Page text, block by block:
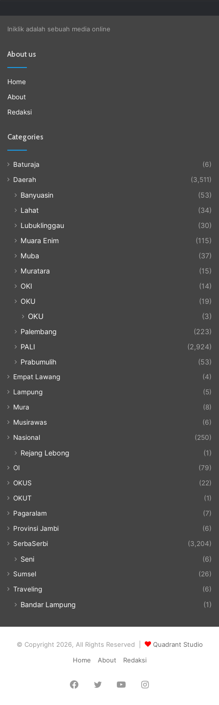
Iniklik adalah sebuah media online
About us
Home
About
Redaksi
Categories
Baturaja
(6)
Daerah
(3,511)
Banyuasin
(53)
Lahat
(34)
Lubuklinggau
(30)
Muara Enim
(115)
Muba
(37)
Muratara
(15)
OKI
(14)
OKU
(19)
OKU (3)
Palembang
(223)
PALI
(2,924)
Prabumulih
(53)
Empat Lawang
(4)
Lampung
(5)
Mura
(8)
Musirawas
(6)
Nasional
(250)
Rejang Lebong (1)
OI
(79)
OKUS
(22)
OKUT
(1)
Pagaralam
(7)
Provinsi Jambi
(6)
SerbaSerbi
(3,204)
Seni (6)
Sumsel
(26)
Traveling
(6)
Bandar Lampung (1)
© Copyright 2026, All Rights Reserved |
Quadrant Studio
Home
About Redaksi
Facebook
Twitter YouTubeInstagram